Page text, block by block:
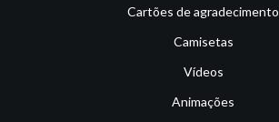
Cartões de agradecimento
Camisetas
Vídeos
Animações